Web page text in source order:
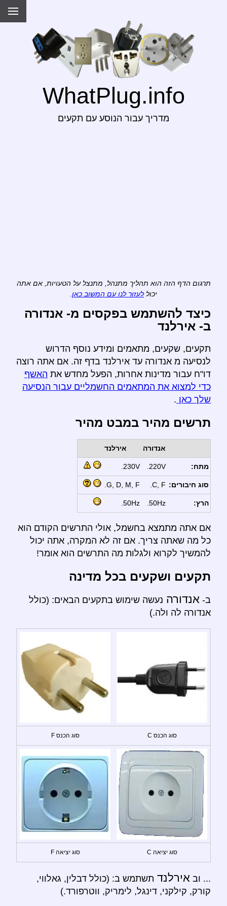
WhatPlug.info
מדריך עבור הנוסע עם תקעים
תרגום הדף הזה הוא תהליך מתנהל, מתנצל על הטעויות, אם אתה
יכוללעזור לנו עם המשוב כאן
כיצד להשתמש בפקסים מ- אנדורה
ב- אירלנד
תקעים, שקעים, מתאמים ומידע נוסף הדרוש
לנסיעה מ אנדורה עד אירלנד בדף זה. אם אתה רוצה
דו"ח עבור מדינות אחרות, הפעל מחדש את האשף
כדי למצוא את המתאמים החשמליים עבור הנסיעה
שלך כאן .
תרשים מהיר במבט מהיר
אנדורה אירלנד
מתח: 220V.
230V.
סוג חיבורים: C, F.
G, D, M, F.
הרץ: 50Hz.
50Hz.
אם אתה מתמצא בחשמל, אולי התרשים הקודם הוא
כל מה שאתה צריך. אם זה לא המקרה, אתה יכול
להמשיך לקרוא ולגלות מה התרשים הוא אומר!
תקעים ושקעים בכל מדינה
ב- אנדורה נעשה שימוש בתקעים הבאים: (כולל
אנדורה לה ולה.)
סוג הכנס C סוג הכנס F
סוג יציאה C סוג יציאה F
... וב אירלנד תשתמש ב: (כולל דבלין, גאלווי,
קורק, קילקני, דינגל, לימריק, ווטרפורד.)